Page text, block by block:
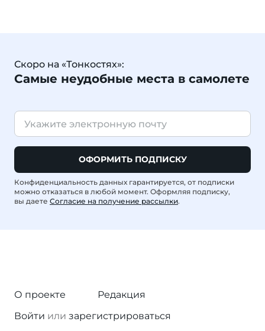
Скоро на «Тонкостях»:
Самые неудобные места в самолете
ОФОРМИТЬ ПОДПИСКУ
Конфиденциальность данных гарантируется, от подписки
можно отказаться в любой момент. Оформляя подписку,
вы даете Согласие на получение рассылки.
О проекте
Редакция
Войти или зарегистрироваться